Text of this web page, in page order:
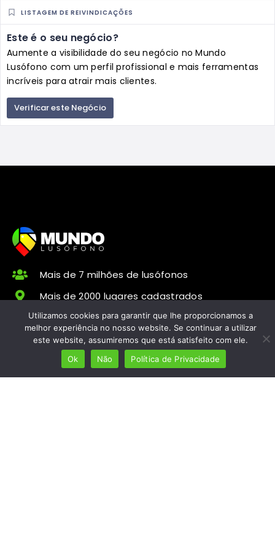
LISTAGEM DE REIVINDICAÇÕES
Este é o seu negócio?
Aumente a visibilidade do seu negócio no Mundo
Lusófono com um perfil profissional e mais ferramentas
incríveis para atrair mais clientes.
Verificar este Negócio
Mais de 7 milhões de lusófonos
Mais de 2000 lugares cadastrados
Presença em 8 países
Links úteis
Utilizamos cookies para garantir que lhe proporcionamos a
melhor experiência no nosso website. Se continuar a utilizar
este website, assumiremos que está satisfeito com ele.
Ok
Não Política de Privacidade